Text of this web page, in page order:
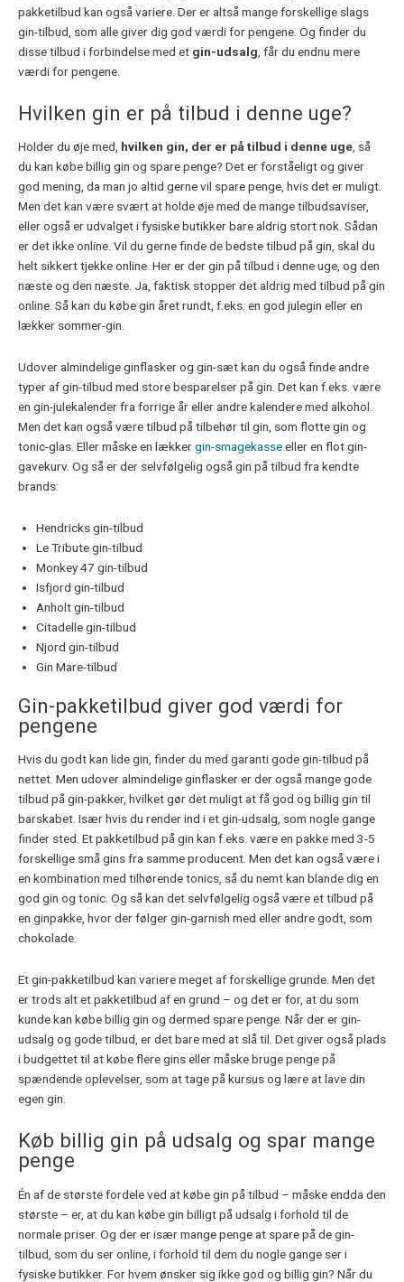
pakketilbud kan også variere. Der er altså mange forskellige slags
gin-tilbud, som alle giver dig god værdi for pengene. Og finder du
disse tilbud i forbindelse med et gin-udsalg , får du endnu mere
værdi for pengene.
Hvilken gin er på tilbud i denne uge?
Holder du øje med, hvilken gin, der er på tilbud i denne uge, så
du kan købe billig gin og spare penge? Det er forståeligt og giver
god mening, da man jo altid gerne vil spare penge, hvis det er muligt.
Men det kan være svært at holde øje med de mange tilbudsaviser,
eller også er udvalget i fysiske butikker bare aldrig stort nok. Sådan
er det ikke online. Vil du gerne finde de bedste tilbud på gin, skal du
helt sikkert tjekke online. Her er der gin på tilbud i denne uge, og den
næste og den næste. Ja, faktisk stopper det aldrig med tilbud på gin
online. Så kan du købe gin året rundt, f.eks. en god julegin eller en
lækker sommer-gin.
Udover almindelige ginflasker og gin-sæt kan du også finde andre
typer af gin-tilbud med store besparelser på gin. Det kan f.eks. være
en gin-julekalender fra forrige år eller andre kalendere med alkohol.
Men det kan også være tilbud på tilbehør til gin, som flotte gin og
tonic-glas. Eller måske en lækkergin-smagekasseeller en flot gin-
gavekurv. Og så er der selvfølgelig også gin på tilbud fra kendte
brands:
Hendricks gin-tilbud
Le Tribute gin-tilbud
Monkey 47 gin-tilbud
Isfjord gin-tilbud
Anholt gin-tilbud
Citadelle gin-tilbud
Njord gin-tilbud
Gin Mare-tilbud
Gin-pakketilbud giver god værdi for
pengene
Hvis du godt kan lide gin, finder du med garanti gode gin-tilbud på
nettet. Men udover almindelige ginflasker er der også mange gode
tilbud på gin-pakker, hvilket gør det muligt at få god og billig gin til
barskabet. Især hvis du render ind i et gin-udsalg, som nogle gange
finder sted. Et pakketilbud på gin kan f.eks. være en pakke med 3-5
forskellige små gins fra samme producent. Men det kan også være i
en kombination med tilhørende tonics, så du nemt kan blande dig en
god gin og tonic. Og så kan det selvfølgelig også være et tilbud på
en ginpakke, hvor der følger gin-garnish med eller andre godt, som
chokolade.
Et gin-pakketilbud kan variere meget af forskellige grunde. Men det
er trods alt et pakketilbud af en grund – og det er for, at du som
kunde kan købe billig gin og dermed spare penge. Når der er gin-
udsalg og gode tilbud, er det bare med at slå til. Det giver også plads
i budgettet til at købe flere gins eller måske bruge penge på
spændende oplevelser, som at tage på kursus og lære at lave din
egen gin.
Køb billig gin på udsalg og spar mange
penge
Én af de største fordele ved at købe gin på tilbud – måske endda den
største – er, at du kan købe gin billigt på udsalg i forhold til de
normale priser. Og der er især mange penge at spare på de gin-
tilbud, som du ser online, i forhold til dem du nogle gange ser i
fysiske butikker. For hvem ønsker sig ikke god og billig gin? Når du